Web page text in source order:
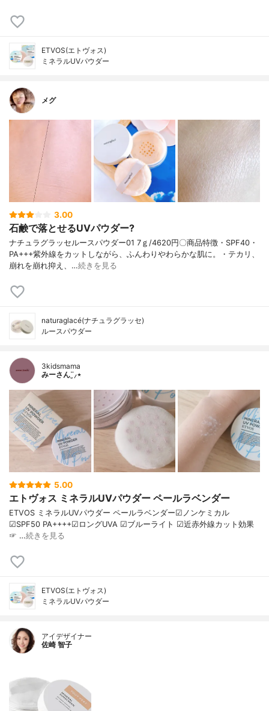
ETVOS(エトヴォス)
ミネラルUVパウダー
メグ
3.00
石鹸で落とせるUVパウダー?
ナチュラグラッセルースパウダー01 7ｇ/4620円〇商品特徴・SPF40・
PA+++紫外線をカットしながら、ふんわりやわらかな肌に。・テカリ、
崩れを崩れ抑え、…続きを見る
naturaglacé(ナチュラグラッセ)
ルースパウダー
3kidsmama
みーさん¨̮⸝⋆
5.00
エトヴォス ミネラルUVパウダー ペールラベンダー
ETVOS ミネラルUVパウダー ペールラベンダー☑︎ノンケミカル
☑︎SPF50 PA++++☑︎ロングUVA ☑︎ブルーライト ☑︎近赤外線カット効果
☞ …続きを見る
ETVOS(エトヴォス)
ミネラルUVパウダー
アイデザイナー
佐崎 智子